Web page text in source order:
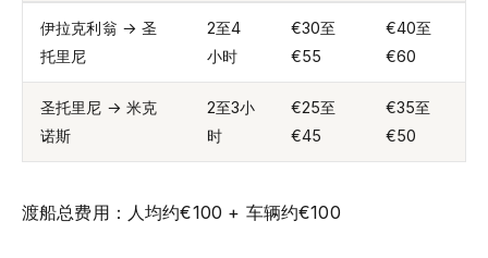
伊拉克利翁 → 圣
托里尼
2至4
小时
€30至
€55
€40至
€60
圣托里尼 → 米克
诺斯
2至3小
时
€25至
€45
€35至
€50
渡船总费用：人均约€100 + 车辆约€100